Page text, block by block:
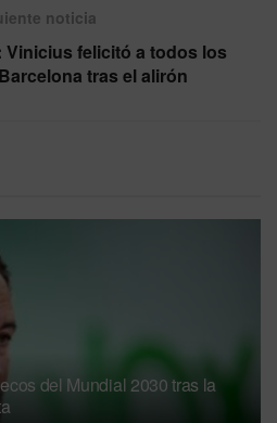
noticia
Vinicius felicitó a todos los
tras el alirón
del Mundial 2030 tras la